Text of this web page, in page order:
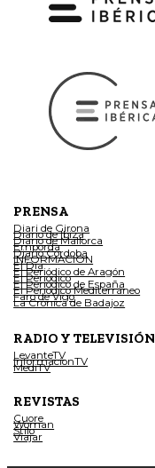
PRENSA
Diari de Girona
Diario de Ibiza
Diario de Mallorca
Empordà
Diario Córdoba
INFORMACIÓN
El Día
El Periódico de Aragón
El Periódico
El Periódico de España
El Periódico Mediterráneo
Faro de Vigo
La Crónica de Badajoz
RADIO Y TELEVISIÓN
LevanteTV
InformacionTV
MediTV
REVISTAS
Cuore
Woman
Stilo
Viajar